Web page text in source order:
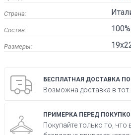
Страна:
Состав:
Размеры:
БЕСПЛАТНАЯ ДОСТАВКА
Возможна доставка в тот
ПРИМЕРКА ПЕРЕД
Покупайте только то,